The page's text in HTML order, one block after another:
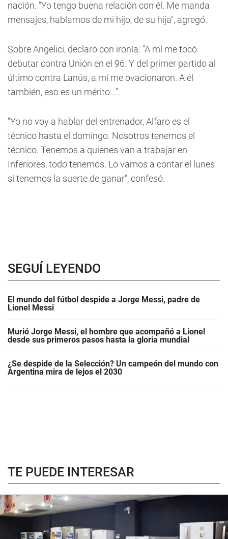
nación. "Yo tengo buena relación con él. Me manda
mensajes, hablamos de mi hijo, de su hija", agregó.
Sobre Angelici, declaró con ironía: "A mí me tocó
debutar contra Unión en el 96. Y del primer partido al
último contra Lanús, a mí me ovacionaron. A él
también, eso es un mérito...".
"Yo no voy a hablar del entrenador, Alfaro es el
técnico hasta el domingo. Nosotros tenemos el
técnico. Tenemos a quienes van a trabajar en
Inferiores, todo tenemos. Lo vamos a contar el lunes
si tenemos la suerte de ganar", confesó.
SEGUÍ LEYENDO
El mundo del fútbol despide a Jorge Messi, padre de
Lionel Messi
Murió Jorge Messi, el hombre que acompañó a Lionel
desde sus primeros pasos hasta la gloria mundial
¿Se despide de la Selección? Un campeón del mundo con
Argentina mira de lejos el 2030
TE PUEDE INTERESAR